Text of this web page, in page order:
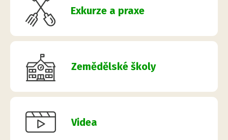
Exkurze a praxe
Zemědělské školy
Videa